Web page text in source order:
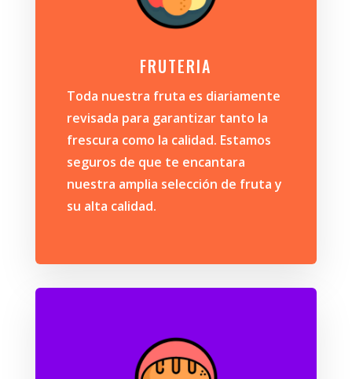
FRUTERIA
Toda nuestra fruta es diariamente
revisada para garantizar tanto la
frescura como la calidad. Estamos
seguros de que te encantara
nuestra amplia selección de fruta y
su alta calidad.